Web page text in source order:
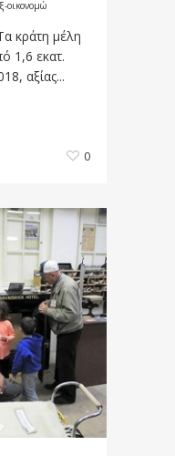
οικονομώ
κράτη μέλη
1,6 εκατ.
αξίας...
0